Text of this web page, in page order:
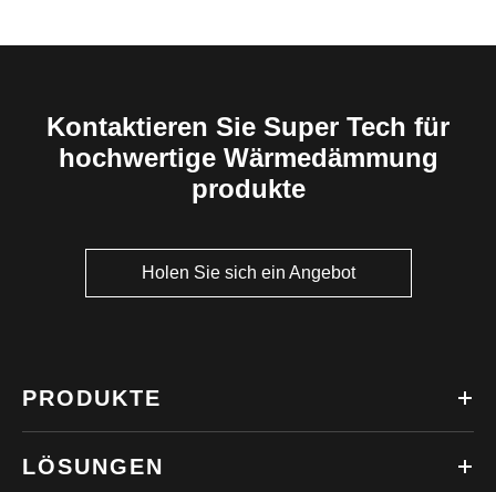
Kontaktieren Sie Super Tech für
hochwertige Wärmedämmung
produkte
Holen Sie sich ein Angebot
PRODUKTE
LÖSUNGEN